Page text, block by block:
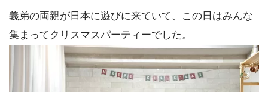
義弟の両親が日本に遊びに来ていて、この日はみんな
集まってクリスマスパーティーでした。